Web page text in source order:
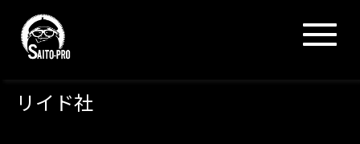
N
a
リイド社